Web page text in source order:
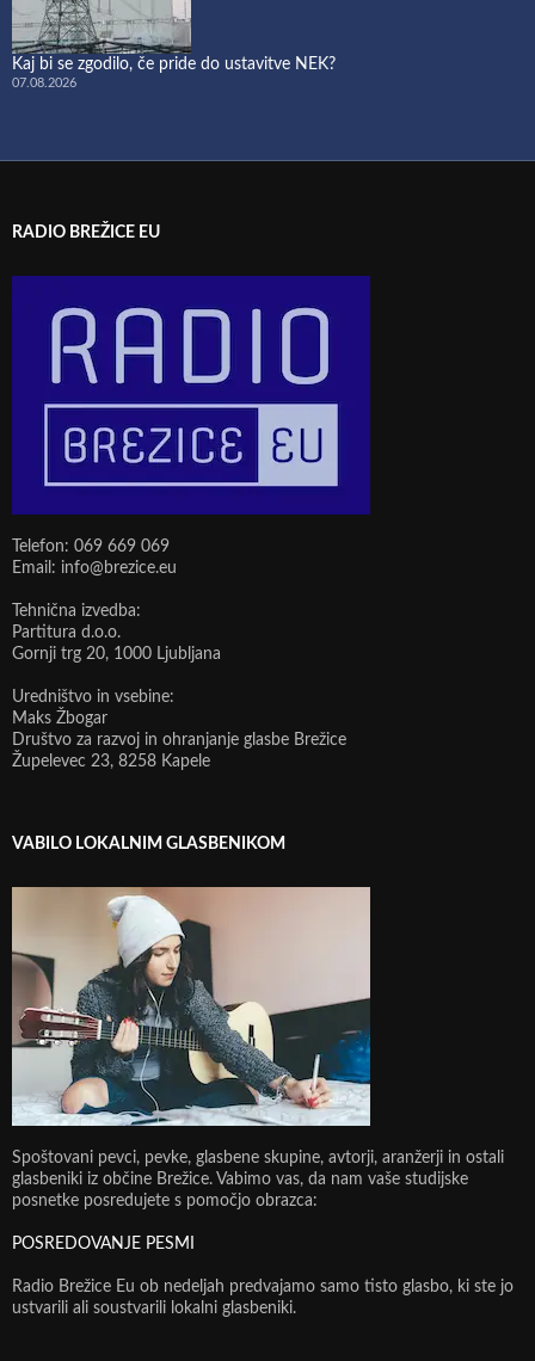
Kaj bi se zgodilo, če pride do ustavitve NEK?
07.08.2026
RADIO BREŽICE EU
Telefon: 069 669 069
Email: info@brezice.eu
Tehnična izvedba:
Partitura d.o.o.
Gornji trg 20, 1000 Ljubljana
Uredništvo in vsebine:
Maks Žbogar
Društvo za razvoj in ohranjanje glasbe Brežice
Župelevec 23, 8258 Kapele
VABILO LOKALNIM GLASBENIKOM
Spoštovani pevci, pevke, glasbene skupine, avtorji, aranžerji in ostali
glasbeniki iz občine Brežice. Vabimo vas, da nam vaše studijske
posnetke posredujete s pomočjo obrazca:
POSREDOVANJE PESMI
Radio Brežice Eu ob nedeljah predvajamo samo tisto glasbo, ki ste jo
ustvarili ali soustvarili lokalni glasbeniki.